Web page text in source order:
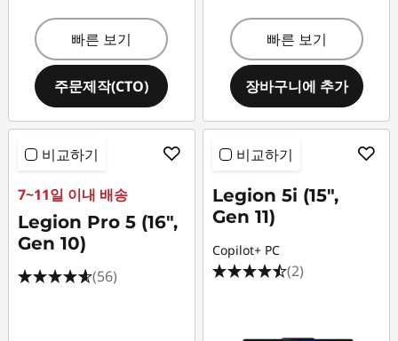
빠른 보기
주문제작(CTO)
빠른 보기
장바구니에 추가
비교하기
7~11일 이내 배송
Legion Pro 5 (16",
Gen 10)
(56)
비교하기
Legion 5i (15",
Gen 11)
Copilot+ PC
(2)